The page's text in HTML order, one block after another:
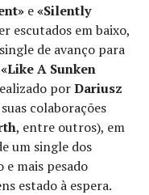
e«Silently
escutados em baixo,
de avanço para
«Like A Sunken
porDariusz
colaborações
, entre outros), em
um single dos
e mais pesado
estado à espera.